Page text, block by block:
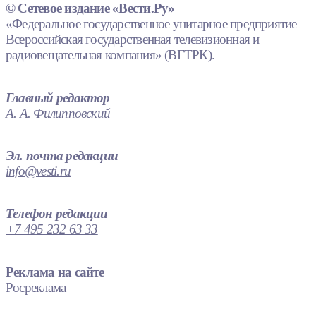
© Сетевое издание «Вести.Ру»
«Федеральное государственное унитарное предприятие
Всероссийская государственная телевизионная и
радиовещательная компания» (ВГТРК).
Главный редактор
А. А. Филипповский
Эл. почта редакции
info@vesti.ru
Телефон редакции
+7 495 232 63 33
Реклама на сайте
Росреклама